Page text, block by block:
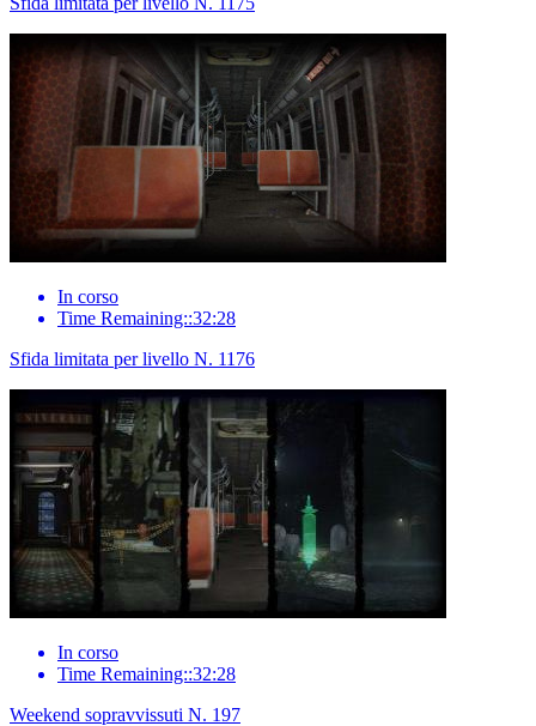
In corso
Time Remaining::32:28
Sfida limitata per livello N. 1176
In corso
Time Remaining::32:28
Weekend sopravvissuti N. 197